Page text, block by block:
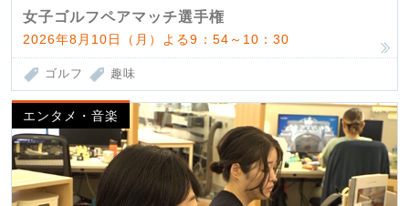
女子ゴルフペアマッチ選手権
2026年8月10日（月）よる9：54～10：30
ゴルフ 趣味
エンタメ・音楽